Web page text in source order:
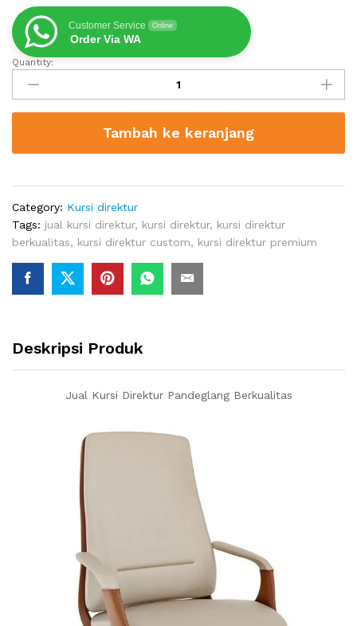
Customer Service Online
Order Via WA
Jual
Kursi
Direktur
Pandeglang
quantity
Quantity:
Tambah ke keranjang
Category: Kursi direktur
Tags: jual kursi direktur, kursi direktur, kursi direktur
berkualitas, kursi direktur custom, kursi direktur premium
Deskripsi Produk
Jual Kursi Direktur Pandeglang Berkualitas